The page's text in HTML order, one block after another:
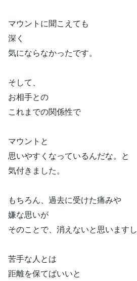
マウントに聞こえても
深く
気にならなかったです。
そして、
お相手との
これまでの関係性で
マウントと
思いやすくなっているんだな。と
気付きました。
もちろん、過去に受けた痛みや
嫌な思いが
そのことで、消えないと思いますし
苦手な人とは
距離を保てばいいと